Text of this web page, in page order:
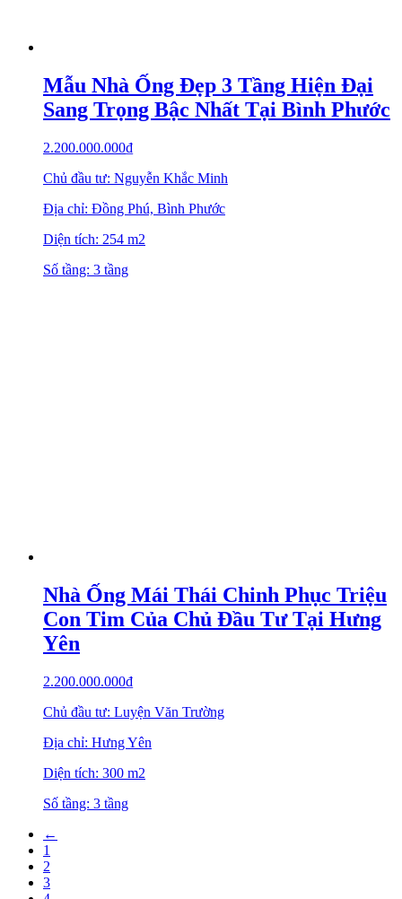
Mẫu Nhà Ống Đẹp 3 Tầng Hiện Đại
Sang Trọng Bậc Nhất Tại Bình Phước
2.200.000.000₫
Chủ đầu tư: Nguyễn Khắc Minh
Địa chỉ: Đồng Phú, Bình Phước
Diện tích: 254 m2
Số tầng: 3 tầng
Nhà Ống Mái Thái Chinh Phục Triệu
Con Tim Của Chủ Đầu Tư Tại Hưng
Yên
2.200.000.000₫
Chủ đầu tư: Luyện Văn Trường
Địa chỉ: Hưng Yên
Diện tích: 300 m2
Số tầng: 3 tầng
←
1
2
3